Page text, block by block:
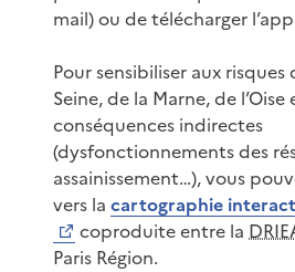
mail) ou de télécharger
Pour sensibiliser aux risques
Seine, de la Marne, de
conséquences indirectes
(dysfonctionnements des
assainissement…), vous
vers la cartographie
coproduite entre la
Paris Région.